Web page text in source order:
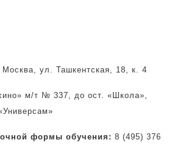
Москва, ул. Ташкентская, 18, к. 4
м/т № 337, до ост. «Школа»,
очной формы обучения: 8 (495) 376